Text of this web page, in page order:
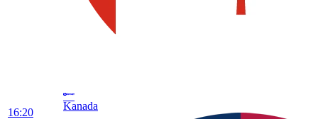
16:20
Kanada